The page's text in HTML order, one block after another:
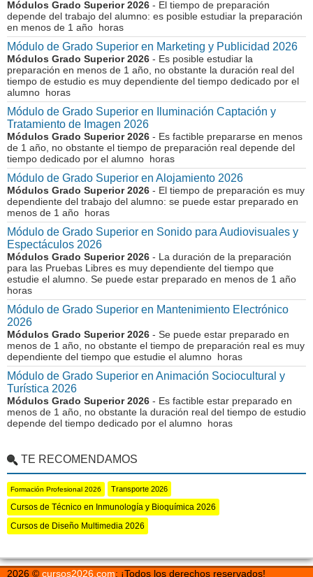
Módulos Grado Superior 2026 - El tiempo de preparación
depende del trabajo del alumno: es posible estudiar la preparación
en menos de 1 año horas
Módulo de Grado Superior en Marketing y Publicidad 2026
Módulos Grado Superior 2026 - Es posible estudiar la
preparación en menos de 1 año, no obstante la duración real del
tiempo de estudio es muy dependiente del tiempo dedicado por el
alumno horas
Módulo de Grado Superior en Iluminación Captación y
Tratamiento de Imagen 2026
Módulos Grado Superior 2026 - Es factible prepararse en menos
de 1 año, no obstante el tiempo de preparación real depende del
tiempo dedicado por el alumno horas
Módulo de Grado Superior en Alojamiento 2026
Módulos Grado Superior 2026 - El tiempo de preparación es muy
dependiente del trabajo del alumno: se puede estar preparado en
menos de 1 año horas
Módulo de Grado Superior en Sonido para Audiovisuales y
Espectáculos 2026
Módulos Grado Superior 2026 - La duración de la preparación
para las Pruebas Libres es muy dependiente del tiempo que
estudie el alumno. Se puede estar preparado en menos de 1 año
horas
Módulo de Grado Superior en Mantenimiento Electrónico
2026
Módulos Grado Superior 2026 - Se puede estar preparado en
menos de 1 año, no obstante el tiempo de preparación real es muy
dependiente del tiempo que estudie el alumno horas
Módulo de Grado Superior en Animación Sociocultural y
Turística 2026
Módulos Grado Superior 2026 - Es factible estar preparado en
menos de 1 año, no obstante la duración real del tiempo de estudio
depende del tiempo dedicado por el alumno horas
TE RECOMENDAMOS
Formación Profesional 2026 Transporte 2026
Cursos de Técnico en Inmunología y Bioquímica 2026
Cursos de Diseño Multimedia 2026
2026 © cursos2026.com: ¡Todos los derechos reservados!